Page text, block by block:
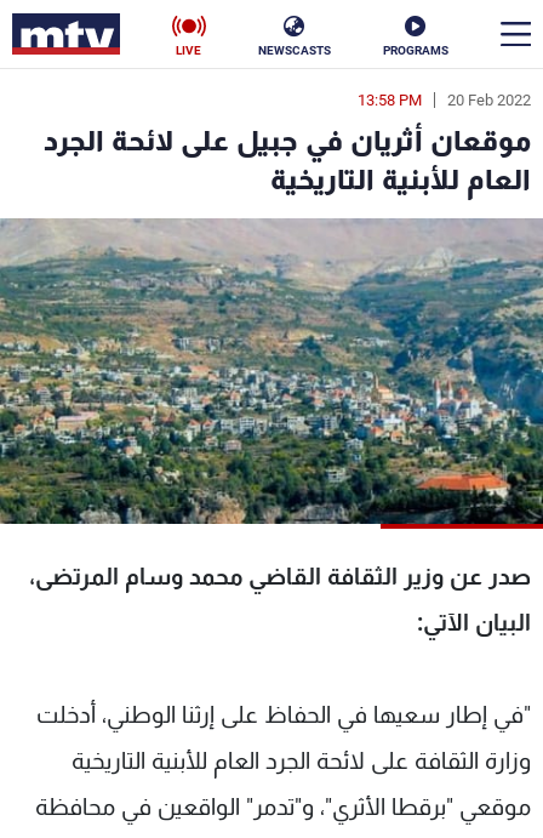
PROGRAMS
NEWSCASTS
LIVE
20 Feb 2022
13:58 PM
موقعان أثريان في جبيل على لائحة الجرد
العام للأبنية التاريخية
صدر عن وزير الثقافة القاضي محمد وسام المرتضى،
البيان الآتي:
"في إطار سعيها في الحفاظ على إرثنا الوطني، أدخلت
وزارة الثقافة على لائحة الجرد العام للأبنية التاريخية
موقعي "برقطا الأثري"، و"تدمر" الواقعين في محافظة
en
الأخبار
سياسة ناس
إقتصاد فن
منوعات رياضة
كأس العالم
البرامج
شاهد البرامج
الإنـتـاج
لاعلاناتكم
تواصل معنا
شروط الإسـتخدام
سياسة الخصوصية